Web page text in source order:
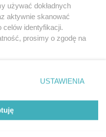
Muzyka i kultura
Archiwum wydarzeń
Zdjęcia miasta
używać dokładnych
aktywnie skanować
identyfikacji.
prosimy o zgodę na
rogu strony
. Niektóre
miały zastosowania tylko
USTAWIENIA